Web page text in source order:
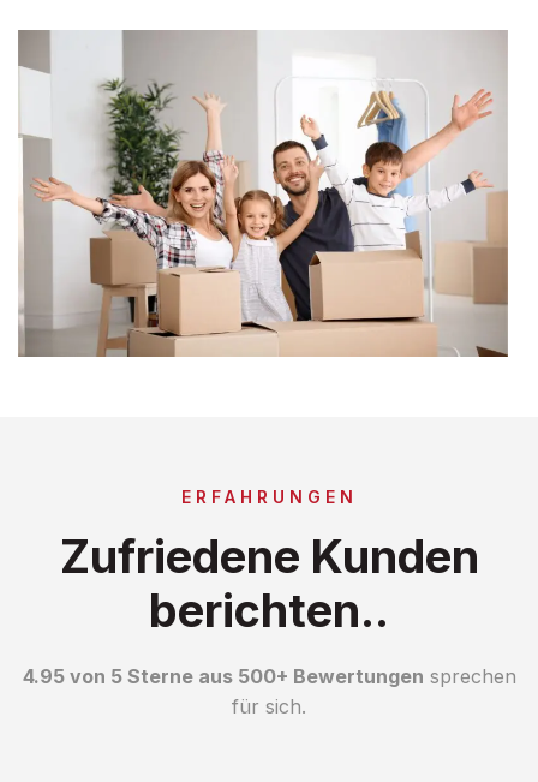
ERFAHRUNGEN
Zufriedene Kunden
berichten..
4.95 von 5 Sterne aus 500+ Bewertungen sprechen
für sich.